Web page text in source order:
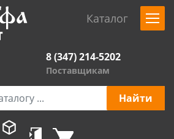
Каталог
8 (347) 214-5202
Поставщикам